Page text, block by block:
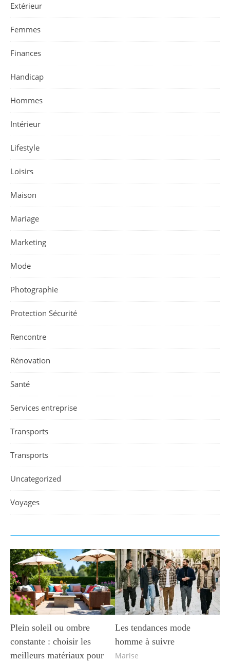
Extérieur
Femmes
Finances
Handicap
Hommes
Intérieur
Lifestyle
Loisirs
Maison
Mariage
Marketing
Mode
Photographie
Protection Sécurité
Rencontre
Rénovation
Santé
Services entreprise
Transports
Transports
Uncategorized
Voyages
Plein soleil ou ombre
constante : choisir les
meilleurs matériaux pour
Les tendances mode
homme à suivre
Marise